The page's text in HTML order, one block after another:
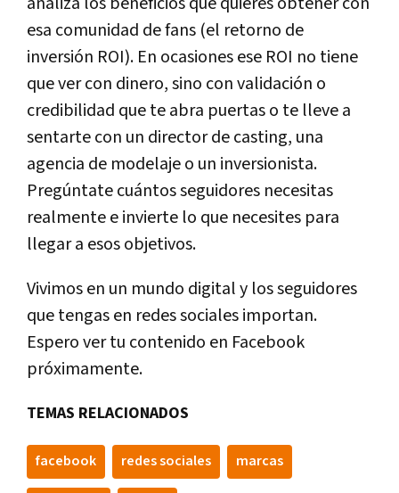
esa comunidad de fans (el retorno de
inversión ROI). En ocasiones ese ROI no tiene
que ver con dinero, sino con validación o
credibilidad que te abra puertas o te lleve a
sentarte con un director de casting, una
agencia de modelaje o un inversionista.
Pregúntate cuántos seguidores necesitas
realmente e invierte lo que necesites para
llegar a esos objetivos.
Vivimos en un mundo digital y los seguidores
que tengas en redes sociales importan.
Espero ver tu contenido en Facebook
próximamente.
TEMAS RELACIONADOS
facebook redes sociales marcas